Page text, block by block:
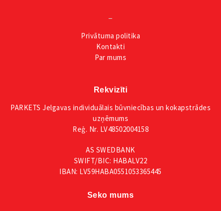
Privātuma politika
Kontakti
Par mums
Rekvizīti
PARKETS Jelgavas individuālais būvniecības un kokapstrādes
uzņēmums
Reģ. Nr. LV48502004158
AS SWEDBANK
SWIFT/BIC: HABALV22
IBAN: LV59HABA0551053365445
Seko mums